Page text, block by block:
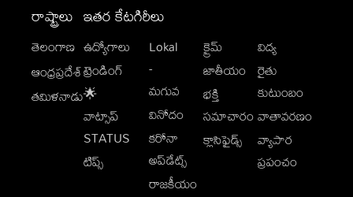
రాష్ట్రాలు
తెలంగాణ
ఆంధ్రప్రదేశ్
తమిళనాడు
ఇతర కేటగిరీలు
ఉద్యోగాలు
ట్రెండింగ్
🌟
వాట్సాప్
STATUS
టిప్స్
Lokal
-
మగువ
వినోదం
కరోనా
అప్‌డేట్స్
రాజకీయం
క్రైమ్
జాతీయం
భక్తి
సమాచారం
క్లాసిఫైడ్స్
విద్య
రైతు
కుటుంబం
వాతావరణం
వ్యాపార
ప్రపంచం